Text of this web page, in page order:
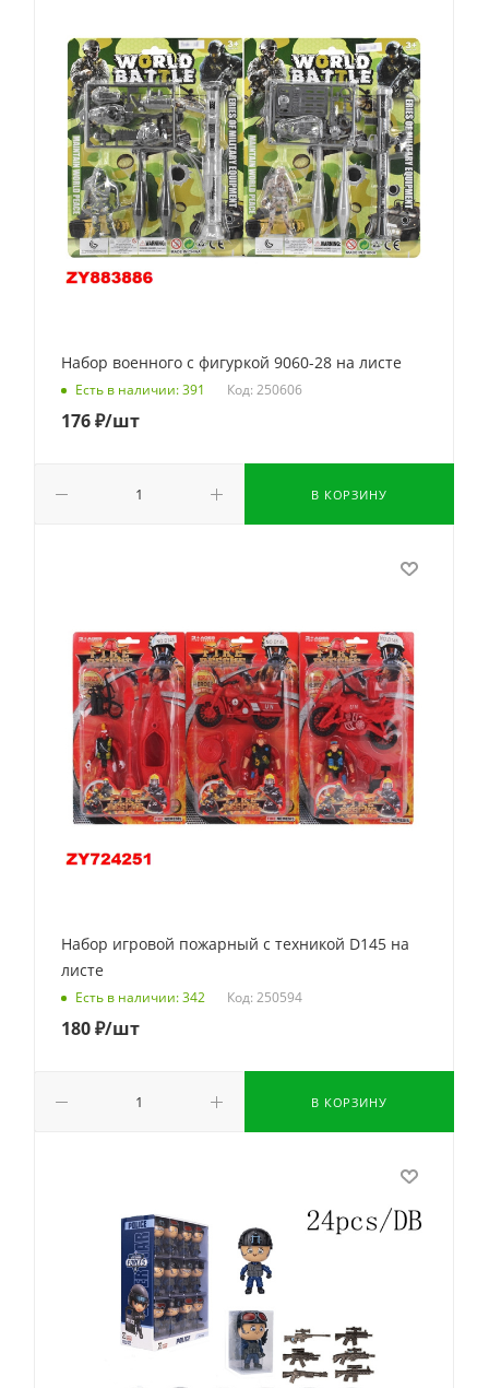
Набор военного с фигуркой 9060-28 на листе
Есть в наличии: 391 Код: 250606
176₽/шт
В КОРЗИНУ
Набор игровой пожарный с техникой D145 на
листе
Есть в наличии: 342 Код: 250594
180₽/шт
В КОРЗИНУ